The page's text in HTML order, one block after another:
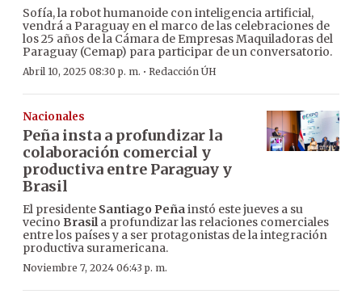
Sofía, la robot humanoide con inteligencia artificial,
vendrá a Paraguay en el marco de las celebraciones de
los 25 años de la Cámara de Empresas Maquiladoras del
Paraguay (Cemap) para participar de un conversatorio.
Abril 10, 2025 08:30 p. m. · Redacción ÚH
Nacionales
Peña insta a profundizar la
colaboración comercial y
productiva entre Paraguay y
Brasil
El presidente Santiago Peñainstó este jueves a su
vecino Brasila profundizar las relaciones comerciales
entre los países y a ser protagonistas de la integración
productiva suramericana.
Noviembre 7, 2024 06:43 p. m.